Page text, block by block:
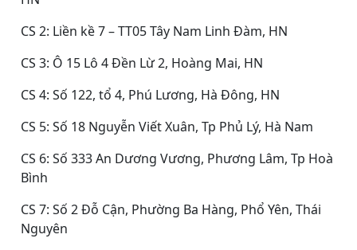
CS 2: Liền kề 7 – TT05 Tây Nam Linh Đàm, HN
CS 3: Ô 15 Lô 4 Đền Lừ 2, Hoàng Mai, HN
CS 4: Số 122, tổ 4, Phú Lương, Hà Đông, HN
CS 5: Số 18 Nguyễn Viết Xuân, Tp Phủ Lý, Hà Nam
CS 6: Số 333 An Dương Vương, Phương Lâm, Tp Hoà
Bình
CS 7: Số 2 Đỗ Cận, Phường Ba Hàng, Phổ Yên, Thái
Nguyên